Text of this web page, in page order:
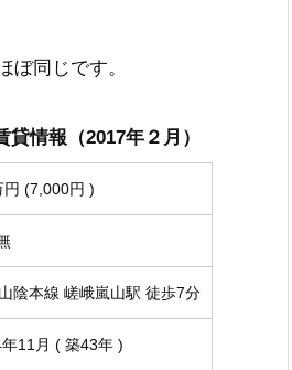
ぼ同じです。
貸情報（2017年２月）
円 (7,000円 )
山陰本線 嵯峨嵐山駅 徒歩7分
11月 ( 築43年 )